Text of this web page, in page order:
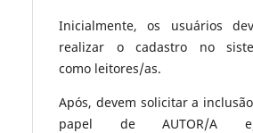
Inicialmente, os usuários
realizar o cadastro no
como leitores/as.
Após, devem solicitar a
papel de AUTOR/A e/